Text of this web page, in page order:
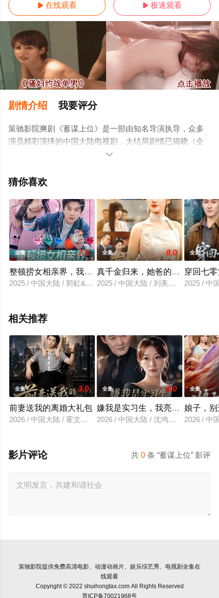
 在线观看  极速观看
剧情介绍 我要评分
策驰影院爽剧《蓄谋上位》是一部由知名导演执导，众多
演员精彩演绎的中国大陆电视剧，大结局剧情已揭晓（全
集），手机免费观看高清未删减完整版电视剧全集就上策
剧情网等平台了解。

猜你喜欢
全集 7.0
整顿捞女相亲界，我辈义不容辞
2025 / 中国大陆 / 郭虹&宋星翰
全集 8.0
真千金归来，她爸的未婚妻慌了
2025 / 中国大陆 / 刘美晗&吴洪奕
全集
穿回七
2025 / 中
相关推荐
全集 3.0
前妻送我的离婚大礼包
2026 / 中国大陆 / 霍文琦＆雷小米
全集 4.0
嫌我是实习生，我亮出老板身份
2026 / 中国大陆 / 沈鸿运＆刘亚倩
全集
娘子，
2026 / 中
共0 条 “蓄谋上位” 影评
影片评论
策驰影院提供免费高清电影、动漫动画片、娱乐综艺秀、电视剧全集在
线观看
Copyright © 2022 shuihongtax.com All Rights Reserved
晋ICP备70021968号